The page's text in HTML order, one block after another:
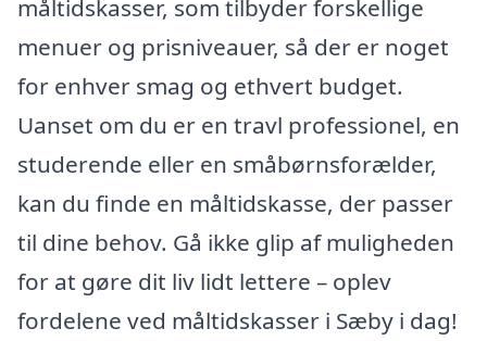
måltidskasser, som tilbyder forskellige
menuer og prisniveauer, så der er noget
for enhver smag og ethvert budget.
Uanset om du er en travl professionel, en
studerende eller en småbørnsforælder,
kan du finde en måltidskasse, der passer
til dine behov. Gå ikke glip af muligheden
for at gøre dit liv lidt lettere ­– oplev
fordelene ved måltidskasser i Sæby i dag!